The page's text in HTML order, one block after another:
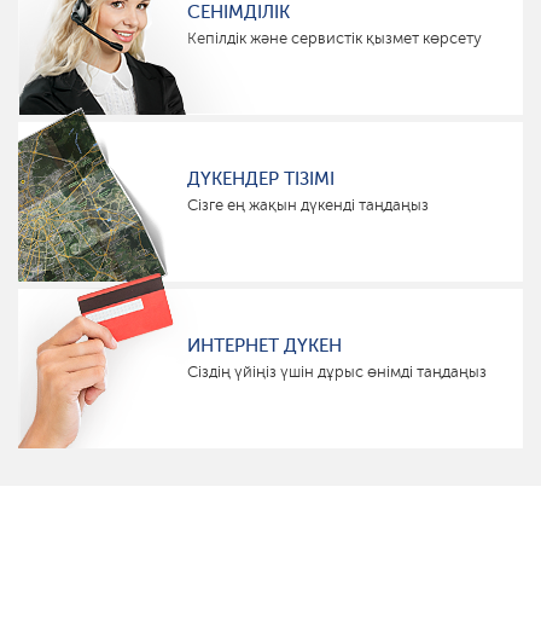
СЕНІМДІЛІК
Кепілдік және сервистік қызмет көрсету
ДҮКЕНДЕР ТІЗІМІ
Сізге ең жақын дүкенді таңдаңыз
ИНТЕРНЕТ ДҮКЕН
Сіздің үйіңіз үшін дұрыс өнімді таңдаңыз